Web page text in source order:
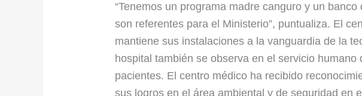
“Tenemos un programa madre canguro y un
son referentes para el Ministerio”, puntualiza. El
mantiene sus instalaciones a la vanguardia de la
hospital también se observa en el servicio humano
pacientes. El centro médico ha recibido
sus logros en el área ambiental y de seguridad en